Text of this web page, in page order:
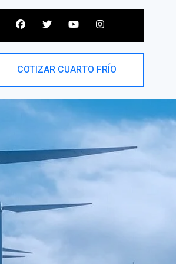
COTIZAR CUARTO FRÍO